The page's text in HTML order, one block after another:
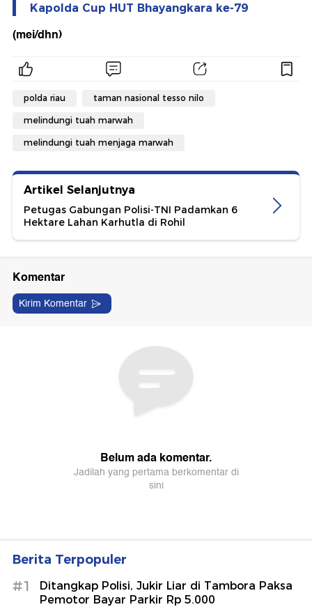
Kapolda Cup HUT Bhayangkara ke-79
(mei/dhn)
polda riau taman nasional tesso nilo
melindungi tuah marwah
melindungi tuah menjaga marwah
Artikel Selanjutnya
Petugas Gabungan Polisi-TNI Padamkan 6
Hektare Lahan Karhutla di Rohil
Berita Terpopuler
#1
Ditangkap Polisi, Jukir Liar di Tambora Paksa
Pemotor Bayar Parkir Rp 5.000